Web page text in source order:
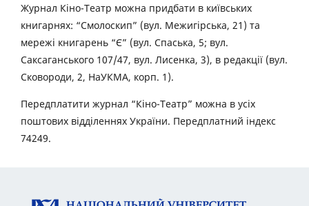
Журнал Кіно-Театр можна придбати в київських
книгарнях: “Смолоскип” (вул. Межигірська, 21) та
мережі книгарень “Є” (вул. Спаська, 5; вул.
Саксаганського 107/47, вул. Лисенка, 3), в редакції (вул.
Сковороди, 2, НаУКМА, корп. 1).
Передплатити журнал “Кіно-Театр” можна в усіх
поштових відділеннях України. Передплатний індекс
74249.